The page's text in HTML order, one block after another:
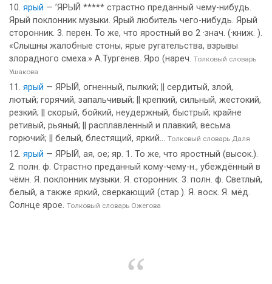
ярый — ’ЯРЫЙ ***** страстно преданный чему-нибудь.
Ярый поклонник музыки. Ярый любитель чего-нибудь. Ярый
сторонник. 3. перен. То же, что яростный во 2 ·знач. (·книж. ).
«Слышны жалобные стоны, ярые ругательства, взрывы
злорадного смеха.» А.Тургенев. Яро (нареч. Толковый словарь
Ушакова
ярый — ЯРЫЙ, огненный, пылкий; || сердитый, злой,
лютый; горячий, запальчивый; || крепкий, сильный, жестокий,
резкий; || скорый, бойкий, неудержный, быстрый; крайне
ретивый, рьяный; || расплавленный и плавкий; весьма
горючий; || белый, блестящий, яркий... Толковый словарь Даля
ярый — ЯРЫЙ, ая, ое; яр. 1. То же, что яростный (высок.).
2. полн. ф. Страстно преданный кому-чему-н., убеждённый в
чёмн. Я. поклонник музыки. Я. сторонник. 3. полн. ф. Светлый,
белый, а также яркий, сверкающий (стар.). Я. воск. Я. мёд.
Солнце ярое. Толковый словарь Ожегова